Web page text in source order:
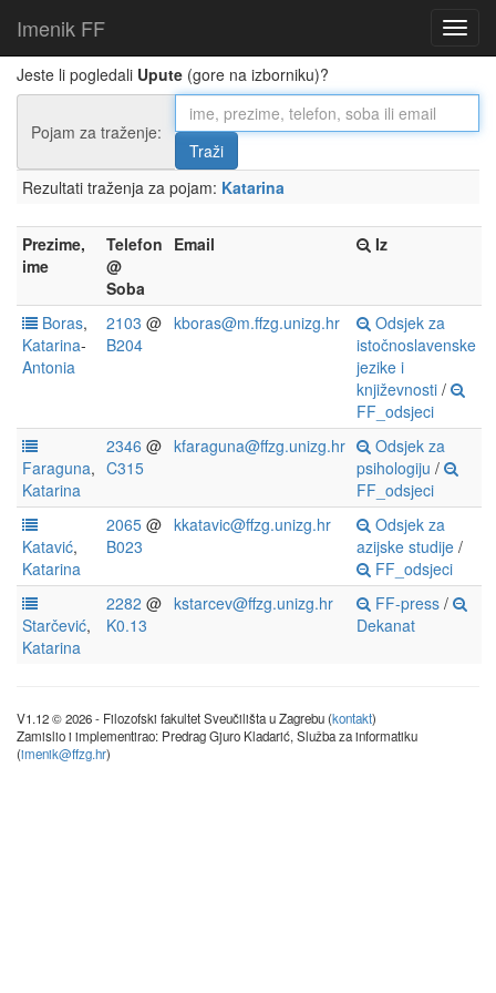
Imenik FF
Jeste li pogledali Upute (gore na izborniku)?
Pojam za traženje:
Rezultati traženja za pojam: Katarina
Prezime,
ime
Telefon
@
Soba
Email Iz
Boras,
Katarina-
Antonia
2103 @
B204
kboras@m.ffzg.unizg.hr
Odsjek za
istočnoslavenske
jezike i
književnosti /
FF_odsjeci
Faraguna,
Katarina
2346 @
C315
kfaraguna@ffzg.unizg.hr
Odsjek za
psihologiju /
FF_odsjeci
Katavić,
Katarina
2065 @
B023
kkatavic@ffzg.unizg.hr
Odsjek za
azijske studije /
FF_odsjeci
Starčević,
Katarina
2282 @
K0.13
kstarcev@ffzg.unizg.hr FF-press /
Dekanat
V1.12 © 2026 - Filozofski fakultet Sveučilišta u Zagrebu (kontakt)
Zamislio i implementirao: Predrag Gjuro Kladarić, Služba za informatiku
(imenik@ffzg.hr)